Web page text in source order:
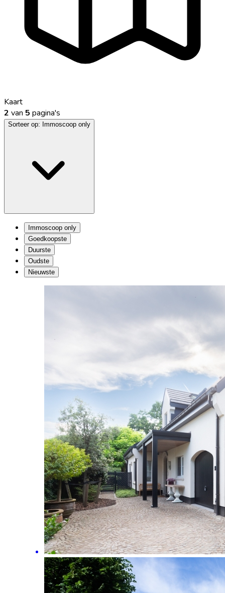
Kaart
2 van 5 pagina's
Sorteer op: Immoscoop only
Immoscoop only
Goedkoopste
Duurste
Oudste
Nieuwste